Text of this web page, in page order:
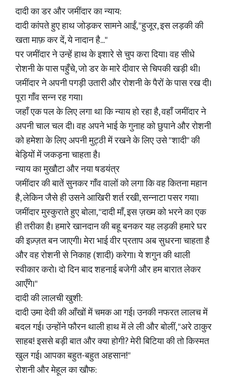
दादी का डर और जमींदार का न्याय:
दादी कांपते हुए हाथ जोड़कर सामने आईं, "हुजूर, इस लड़की की
खता माफ़ कर दें, ये नादान है..."
पर जमींदार ने उन्हें हाथ के इशारे से चुप करा दिया। वह सीधे
रोशनी के पास पहुँचे, जो डर के मारे दीवार से चिपकी खड़ी थी।
जमींदार ने अपनी पगड़ी उतारी और रोशनी के पैरों के पास रख दी।
पूरा गाँव सन्न रह गया।
जहाँ एक पल के लिए लगा था कि न्याय हो रहा है, वहाँ जमींदार ने
अपनी चाल चल दी। वह अपने भाई के गुनाह को छुपाने और रोशनी
को हमेशा के लिए अपनी मुट्ठी में रखने के लिए उसे "शादी" की
बेड़ियों में जकड़ना चाहता है।
न्याय का मुखौटा और नया षडयंत्र
जमींदार की बातें सुनकर गाँव वालों को लगा कि वह कितना महान
है, लेकिन जैसे ही उसने आखिरी शर्त रखी, सन्नाटा पसर गया।
जमींदार मुस्कुराते हुए बोला, "दादी माँ, इस ज़ख्म को भरने का एक
ही तरीका है। हमारे खानदान की बहू बनकर यह लड़की हमारे घर
की इज़्ज़त बन जाएगी। मेरा भाई वीर प्रताप अब सुधरना चाहता है
और वह रोशनी से निकाह (शादी) करेगा। ये शगुन की थाली
स्वीकार करो। दो दिन बाद शहनाई बजेगी और हम बारात लेकर
आएँगे।"
दादी की लालची खुशी:
दादी उमा देवी की आँखों में चमक आ गई। उनकी नफरत लालच में
बदल गई। उन्होंने फौरन थाली हाथ में ले ली और बोलीं, "अरे ठाकुर
साहब! इससे बड़ी बात और क्या होगी? मेरी बिटिया की तो किस्मत
खुल गई। आपका बहुत-बहुत अहसान!"
रोशनी और मेहूल का खौफ: